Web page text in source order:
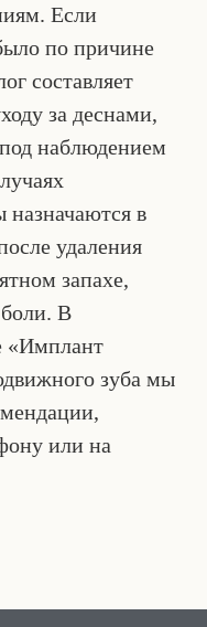
Если
по причине
составляет
за деснами,
наблюдением
назначаются в
удаления
запахе,
боли. В
«Имплант
зуба мы
или на